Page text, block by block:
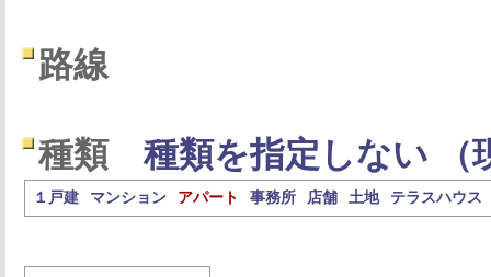
路線
種類 種類を指定しない （
１戸建 マンション アパート 事務所 店舗 土地 テラスハウス